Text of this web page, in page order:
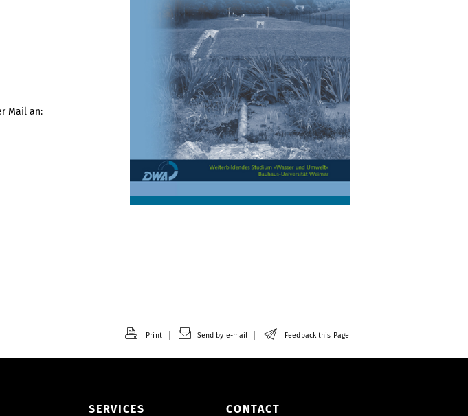
Mail an:
Print Send by e-mail Feedback this Page
SERVICES CONTACT